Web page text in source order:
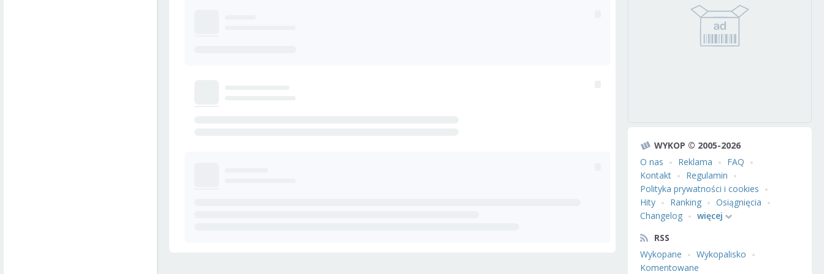
WYKOP © 2005-2026
O nas
Reklama
FAQ
Kontakt
Regulamin
Polityka prywatności i cookies
Hity
Ranking
Osiągnięcia
Changelog
więcej
RSS
Wykopane
Wykopalisko
Komentowane